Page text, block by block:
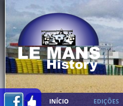
INÍCIO EDIÇÕES